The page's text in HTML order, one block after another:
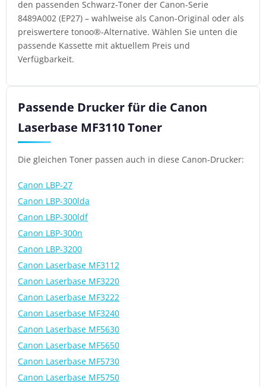
den passenden Schwarz-Toner der Canon-Serie
8489A002 (EP27) – wahlweise als Canon-Original oder als
preiswertere tonoo®-Alternative. Wählen Sie unten die
passende Kassette mit aktuellem Preis und
Verfügbarkeit.
Passende Drucker für die Canon
Laserbase MF3110 Toner
Die gleichen Toner passen auch in diese Canon-Drucker:
Canon LBP-27
Canon LBP-300lda
Canon LBP-300ldf
Canon LBP-300n
Canon LBP-3200
Canon Laserbase MF3112
Canon Laserbase MF3220
Canon Laserbase MF3222
Canon Laserbase MF3240
Canon Laserbase MF5630
Canon Laserbase MF5650
Canon Laserbase MF5730
Canon Laserbase MF5750